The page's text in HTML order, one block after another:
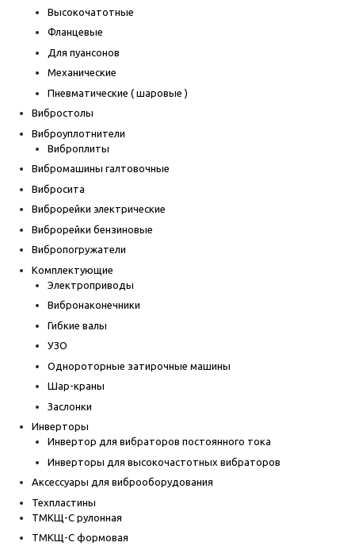
Высокочатотные
Фланцевые
Для пуансонов
Механические
Пневматические ( шаровые )
Вибростолы
Виброуплотнители
Виброплиты
Вибромашины галтовочные
Вибросита
Виброрейки электрические
Виброрейки бензиновые
Вибропогружатели
Комплектующие
Электроприводы
Вибронаконечники
Гибкие валы
УЗО
Однороторные затирочные машины
Шар-краны
Заслонки
Инверторы
Инвертор для вибраторов постоянного тока
Инверторы для высокочастотных вибраторов
Аксессуары для виброоборудования
Техпластины
ТМКЩ-С рулонная
ТМКЩ-С формовая